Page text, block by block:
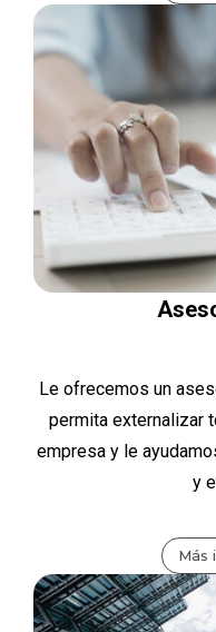
Le ofrecemos un
permita externalizar
empresa y le
y
Más